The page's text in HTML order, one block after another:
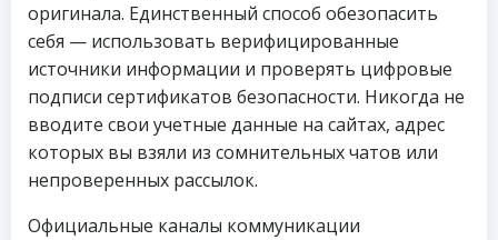
оригинала. Единственный способ обезопасить
себя — использовать верифицированные
источники информации и проверять цифровые
подписи сертификатов безопасности. Никогда не
вводите свои учетные данные на сайтах, адрес
которых вы взяли из сомнительных чатов или
непроверенных рассылок.
Официальные каналы коммуникации